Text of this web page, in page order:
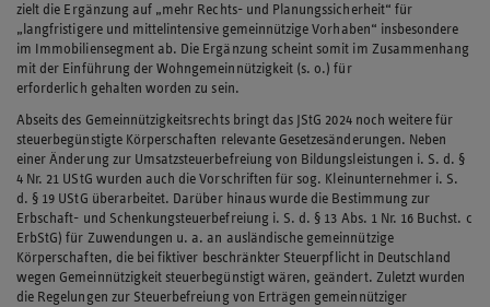
zielt die Ergänzung auf „mehr Rechts- und Planungssicherheit“ für
„langfristigere und mittelintensive gemeinnützige Vorhaben“ insbesondere
im Immobiliensegment ab. Die Ergänzung scheint somit im Zusammenhang
mit der Einführung der Wohngemeinnützigkeit (s. o.) für
erforderlich gehalten worden zu sein.
Abseits des Gemeinnützigkeitsrechts bringt das JStG 2024 noch weitere für
steuerbegünstigte Körperschaften relevante Gesetzesänderungen. Neben
einer Änderung zur Umsatzsteuerbefreiung von Bildungsleistungen i. S. d. §
4 Nr. 21 UStG wurden auch die Vorschriften für sog. Kleinunternehmer i. S.
d. § 19 UStG überarbeitet. Darüber hinaus wurde die Bestimmung zur
Erbschaft- und Schenkungsteuerbefreiung i. S. d. § 13 Abs. 1 Nr. 16 Buchst. c
ErbStG) für Zuwendungen u. a. an ausländische gemeinnützige
Körperschaften, die bei fiktiver beschränkter Steuerpflicht in Deutschland
wegen Gemeinnützigkeit steuerbegünstigt wären, geändert. Zuletzt wurden
die Regelungen zur Steuerbefreiung von Erträgen gemeinnütziger